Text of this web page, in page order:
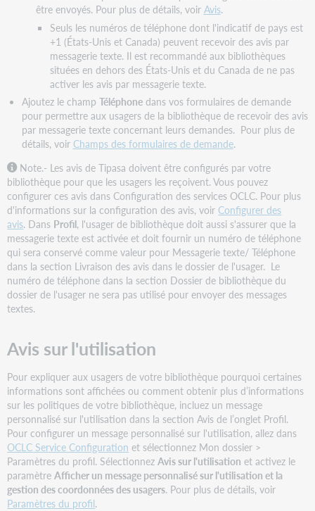
être envoyés. Pour plus de détails, voir Avis.
Seuls les numéros de téléphone dont l'indicatif de pays est
+1 (États-Unis et Canada) peuvent recevoir des avis par
messagerie texte. Il est recommandé aux bibliothèques
situées en dehors des États-Unis et du Canada de ne pas
activer les avis par messagerie texte.
Ajoutez le champ Téléphonedans vos formulaires de demande
pour permettre aux usagers de la bibliothèque de recevoir des avis
par messagerie texte concernant leurs demandes. Pour plus de
détails, voir Champs des formulaires de demande.
Note.- Les avis de Tipasa doivent être configurés par votre
bibliothèque pour que les usagers les reçoivent. Vous pouvez
configurer ces avis dans Configuration des services OCLC. Pour plus
d'informations sur la configuration des avis, voir Configurer des
avis. Dans Profil, l'usager de bibliothèque doit aussi s'assurer que la
messagerie texte est activée et doit fournir un numéro de téléphone
qui sera conservé comme valeur pour Messagerie texte/ Téléphone
dans la section Livraison des avis dans le dossier de l'usager. Le
numéro de téléphone dans la section Dossier de bibliothèque du
dossier de l'usager ne sera pas utilisé pour envoyer des messages
textes.
Avis sur l'utilisation
Pour expliquer aux usagers de votre bibliothèque pourquoi certaines
informations sont affichées ou comment obtenir plus d’informations
sur les politiques de votre bibliothèque, incluez un message
personnalisé sur l'utilisation dans la section Avis de l’onglet Profil.
Pour configurer un message personnalisé sur l'utilisation, allez dans
OCLC Service Configuration et sélectionnez Mon dossier >
Paramètres du profil. SélectionnezAvis sur l'utilisation et activez le
paramètreAfficher un message personnalisé sur l'utilisation et la
gestion des coordonnées des usagers. Pour plus de détails, voir
Paramètres du profil.